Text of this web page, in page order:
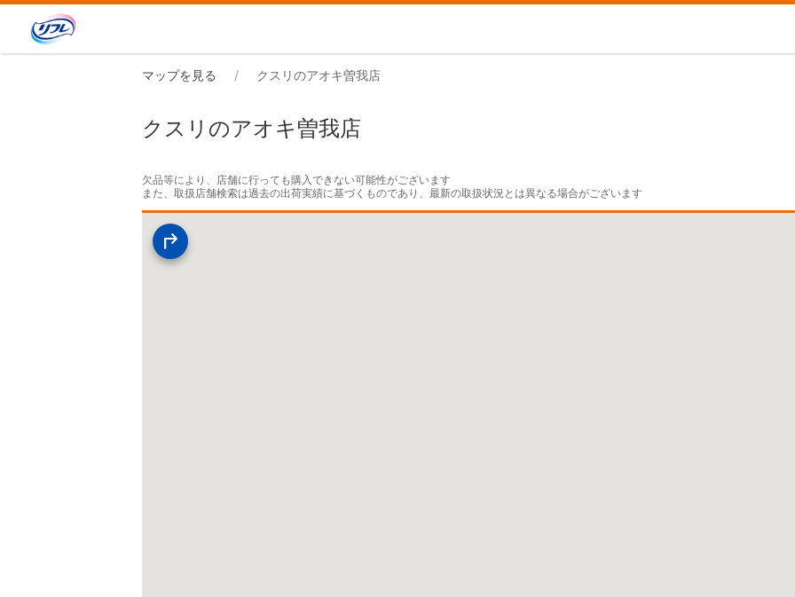
マップを見る クスリのアオキ曽我店
クスリのアオキ曽我店
欠品等により、店舗に行っても購入できない可能性がございます
また、取扱店舗検索は過去の出荷実績に基づくものであり、最新の取扱状況とは異なる場合がございます